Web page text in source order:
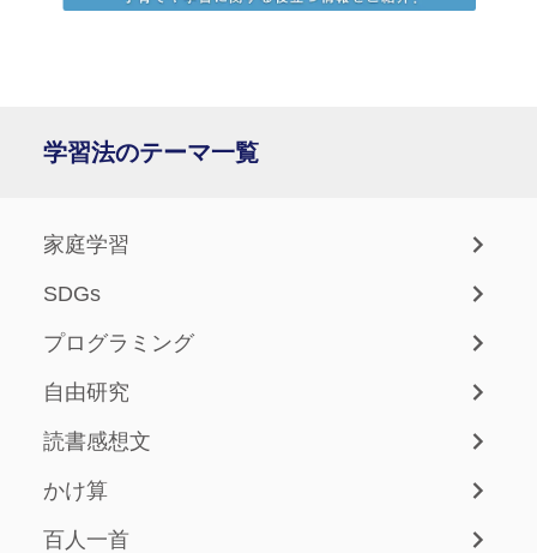
学習法のテーマ一覧
家庭学習
SDGs
プログラミング
自由研究
読書感想文
かけ算
百人一首